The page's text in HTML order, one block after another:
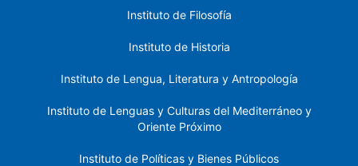
Instituto de Filosofía
Instituto de Historia
Instituto de Lengua, Literatura y Antropología
Instituto de Lenguas y Culturas del Mediterráneo y
Oriente Próximo
Instituto de Políticas y Bienes Públicos